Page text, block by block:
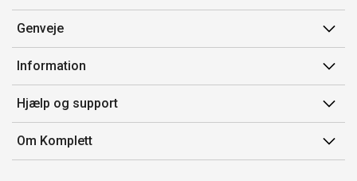
Genveje
Min side
Ordrehistorik
Gavekort
Information
Salgsbetingelser
Mærker/producent
Fortrydelsesret
Hjælp og support
Kontakt os
Kundeservice
Om Komplett